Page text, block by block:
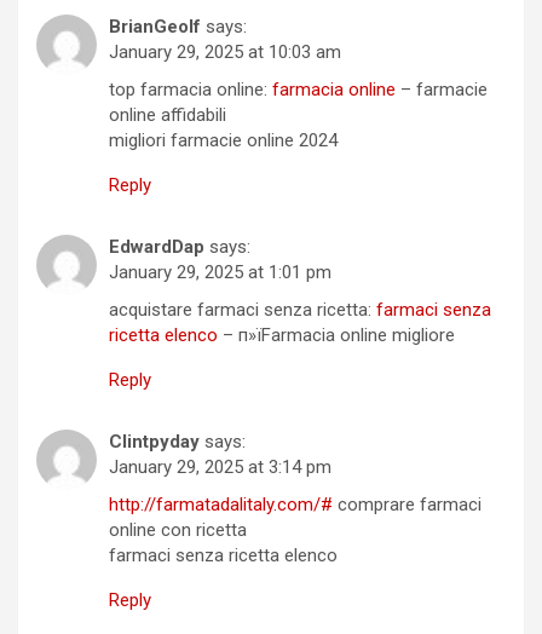
BrianGeolf says:
January 29, 2025 at 10:03 am
top farmacia online: farmacia online – farmacie
online affidabili
migliori farmacie online 2024
Reply
EdwardDap says:
January 29, 2025 at 1:01 pm
acquistare farmaci senza ricetta: farmaci senza
ricetta elenco – п»їFarmacia online migliore
Reply
Clintpyday says:
January 29, 2025 at 3:14 pm
http://farmatadalitaly.com/# comprare farmaci
online con ricetta
farmaci senza ricetta elenco
Reply